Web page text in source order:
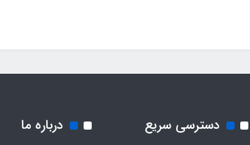
دسترسی سریع درباره ما